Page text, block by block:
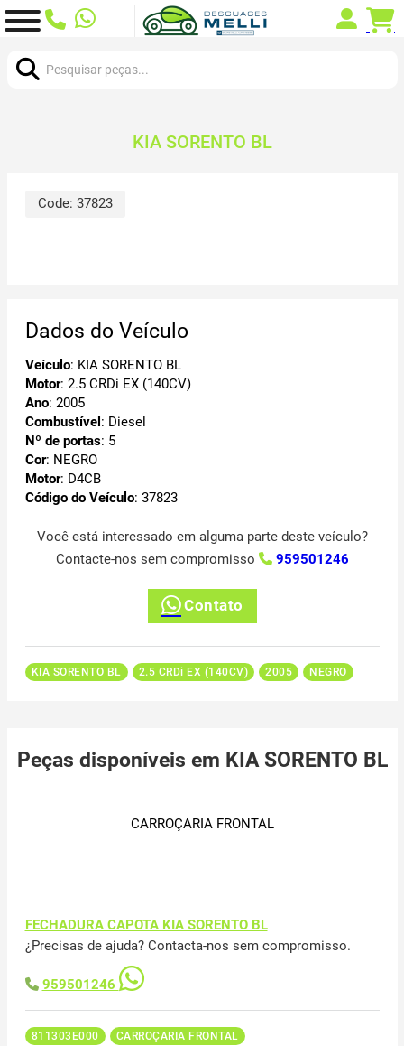
KIA SORENTO BL
Code: 37823
Dados do Veículo
Veículo: KIA SORENTO BL
Motor: 2.5 CRDi EX (140CV)
Ano: 2005
Combustível : Diesel
Nº de portas: 5
Cor: NEGRO
Motor: D4CB
Código do Veículo: 37823
Você está interessado em alguma parte deste veículo?
Contacte-nos sem compromisso
959501246
Contato
KIA SORENTO BL 2.5 CRDi EX (140CV) 2005 NEGRO
Peças disponíveis em KIA SORENTO BL
CARROÇARIA FRONTAL
FECHADURA CAPOTA KIA SORENTO BL
¿Precisas de ajuda? Contacta-nos sem compromisso.
959501246
811303E000 CARROÇARIA FRONTAL